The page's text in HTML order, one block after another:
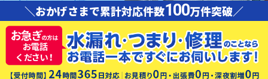
＼おかげさまで累計対応件数100万件突破／